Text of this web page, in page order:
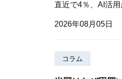
直近で4％、AI活
2026年08月05日
コラム